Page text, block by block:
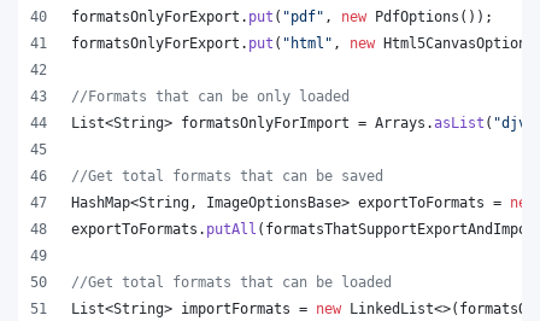
formatsOnlyForExport . put ( "pdf" , new PdfOptions ());
formatsOnlyForExport . put ( "html" , new Html5CanvasOptions
//Formats that can be only loaded
List<String> formatsOnlyForImport = Arrays .asList (
//Get total formats that can be saved
HashMap<String , ImageOptionsBase> exportToFormats = new
exportToFormats . putAll (
//Get total formats that can be loaded
List<String> importFormats = new LinkedList<>(